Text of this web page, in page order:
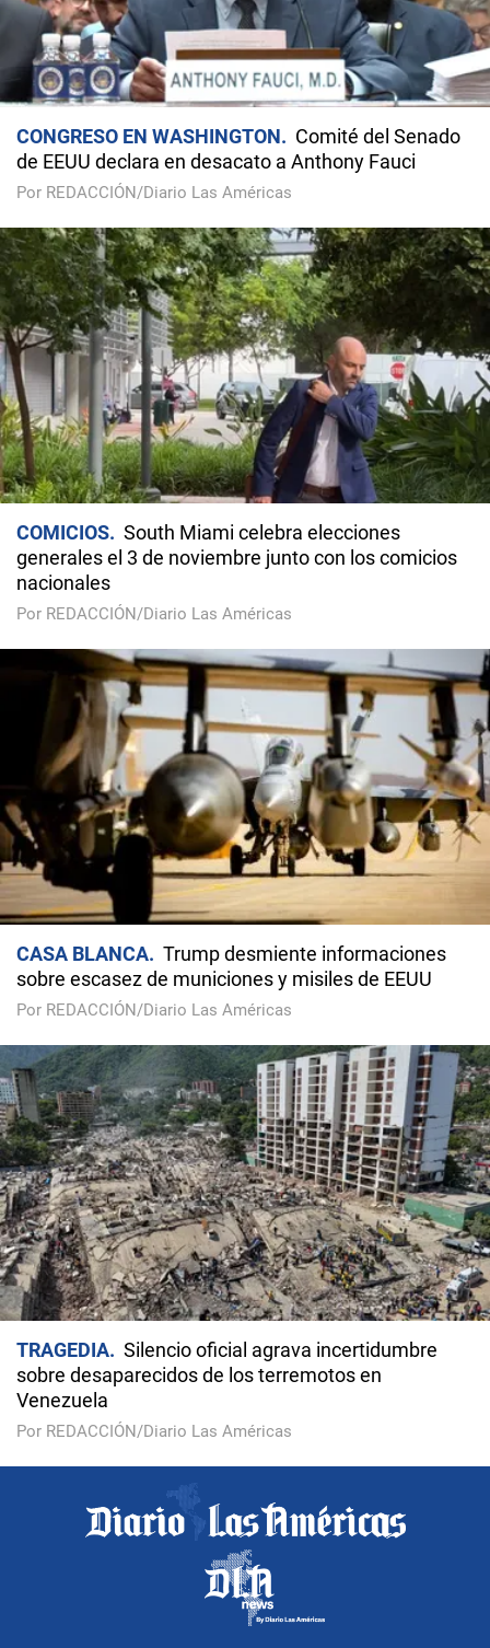
CONGRESO EN WASHINGTON
Comité del Senado
de EEUU declara en desacato a Anthony Fauci
Por REDACCIÓN/Diario Las Américas
COMICIOS
South Miami celebra elecciones
generales el 3 de noviembre junto con los comicios
nacionales
Por REDACCIÓN/Diario Las Américas
CASA BLANCA
Trump desmiente informaciones
sobre escasez de municiones y misiles de EEUU
Por REDACCIÓN/Diario Las Américas
TRAGEDIA
Silencio oficial agrava incertidumbre
sobre desaparecidos de los terremotos en
Venezuela
Por REDACCIÓN/Diario Las Américas